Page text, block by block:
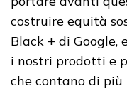
costruire equità
Black + di Google,
i nostri prodotti e
che contano di